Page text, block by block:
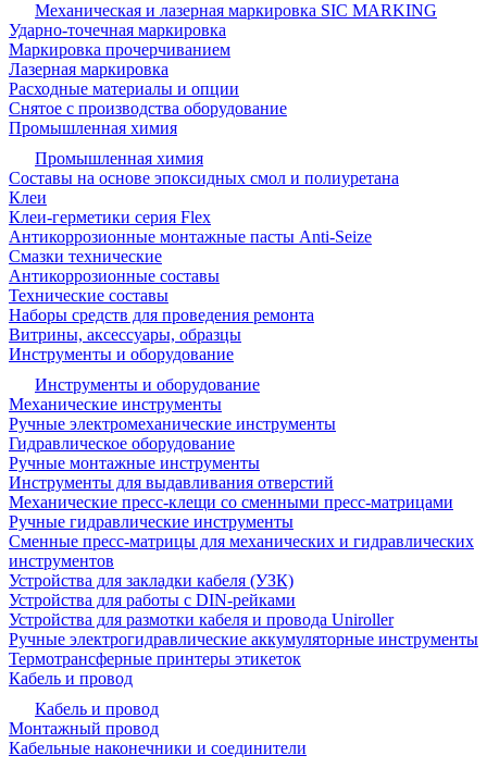
Механическая и лазерная маркировка SIC MARKING
Ударно-точечная маркировка
Маркировка прочерчиванием
Лазерная маркировка
Расходные материалы и опции
Снятое с производства оборудование
Промышленная химия
Промышленная химия
Составы на основе эпоксидных смол и полиуретана
Клеи
Клеи-герметики серия Flex
Антикоррозионные монтажные пасты Anti-Seize
Смазки технические
Антикоррозионные составы
Технические составы
Наборы средств для проведения ремонта
Витрины, аксессуары, образцы
Инструменты и оборудование
Инструменты и оборудование
Механические инструменты
Ручные электромеханические инструменты
Гидравлическое оборудование
Ручные монтажные инструменты
Инструменты для выдавливания отверстий
Механические пресс-клещи со сменными пресс-матрицами
Ручные гидравлические инструменты
Сменные пресс-матрицы для механических и гидравлических
инструментов
Устройства для закладки кабеля (УЗК)
Устройства для работы с DIN-рейками
Устройства для размотки кабеля и провода Uniroller
Ручные электрогидравлические аккумуляторные инструменты
Термотрансферные принтеры этикеток
Кабель и провод
Кабель и провод
Монтажный провод
Кабельные наконечники и соединители